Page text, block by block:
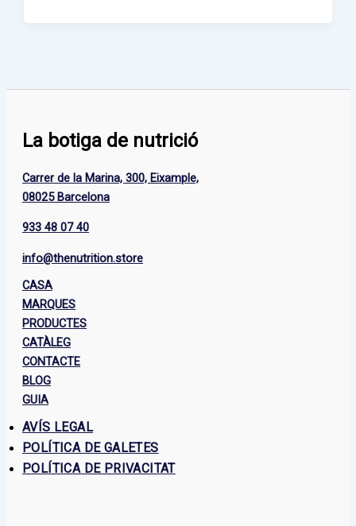
La botiga de nutrició
Carrer de la Marina, 300, Eixample,
08025 Barcelona
933 48 07 40
info@thenutrition.store
CASA
MARQUES
PRODUCTES
CATÀLEG
CONTACTE
BLOG
GUIA
AVÍS LEGAL
POLÍTICA DE GALETES
POLÍTICA DE PRIVACITAT